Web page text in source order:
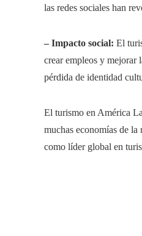
las redes sociales han
– Impacto social: El
crear empleos y mejorar
pérdida de identidad
El turismo en América
muchas economías de
como líder global en